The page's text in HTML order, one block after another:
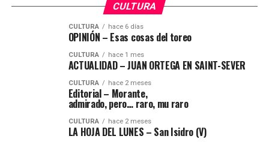
CULTURA
CULTURA hace 6 días
OPINIÓN – Esas cosas del toreo
CULTURA hace 1 mes
ACTUALIDAD – JUAN ORTEGA EN SAINT-SEVER
CULTURA hace 2 meses
Editorial – Morante,
admirado, pero… raro, mu raro
CULTURA hace 2 meses
LA HOJA DEL LUNES – San Isidro (V)